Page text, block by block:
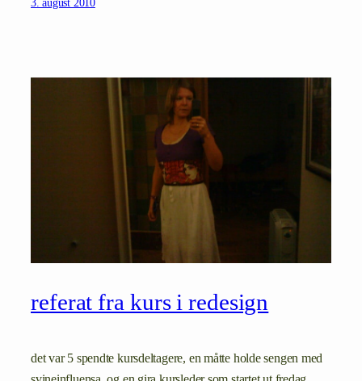
3. august 2010
referat fra kurs i redesign
det var 5 spendte kursdeltagere, en måtte holde sengen med